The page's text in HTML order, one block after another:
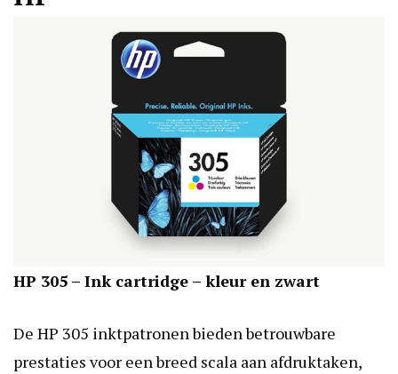
HP 305 – Ink cartridge – kleur en zwart
De HP 305 inktpatronen bieden betrouwbare
prestaties voor een breed scala aan afdruktaken,